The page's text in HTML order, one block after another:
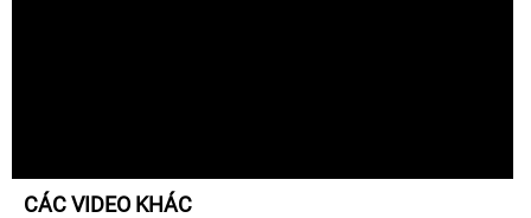
CÁC VIDEO KHÁC